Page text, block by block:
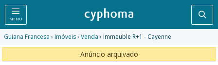
MENU
Guiana Francesa › Imóveis› Venda › Immeuble R+1 - Cayenne
Anúncio arquivado